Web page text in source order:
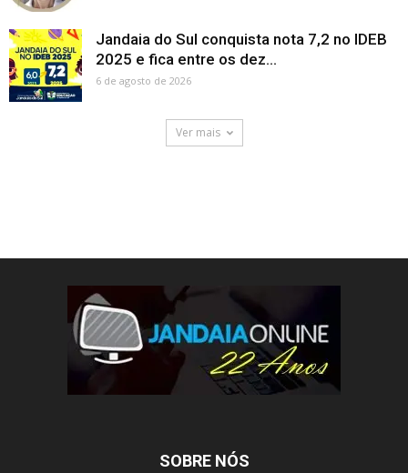
Jandaia do Sul conquista nota 7,2 no IDEB
2025 e fica entre os dez...
6 de agosto de 2026
Ver mais
SOBRE NÓS